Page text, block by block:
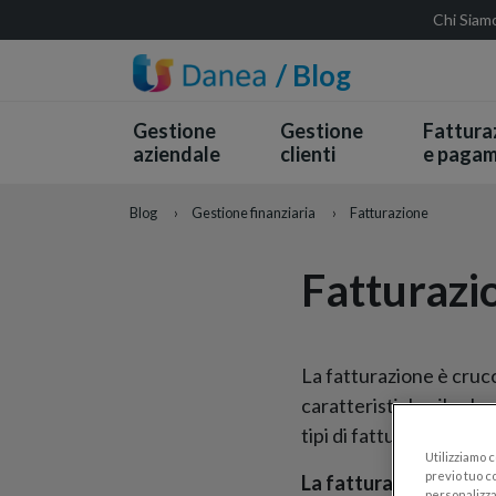
Chi
/ Blog
Gestione
aziendale
Gestione
clienti
e
Blog › Gestione finanziaria › Fatturazione
La fatturazione è
caratteristiche, il
tipi di fatture, ma la
La fatturazione
Utilizziamo
previo tuo